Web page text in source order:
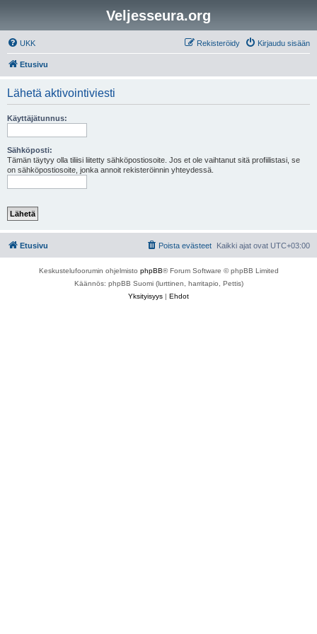
Veljesseura.org
UKK Kirjaudu sisään
Rekisteröidy
Etusivu
Lähetä aktivointiviesti
Käyttäjätunnus:
Sähköposti:
Tämän täytyy olla tiliisi liitetty sähköpostiosoite. Jos et ole vaihtanut sitä profiilistasi, se
on sähköpostiosoite, jonka annoit rekisteröinnin yhteydessä.
Etusivu Kaikki ajat ovat UTC+03:00
Poista evästeet
Keskustelufoorumin ohjelmisto phpBB® Forum Software © phpBB Limited
Käännös: phpBB Suomi (lurttinen, harritapio, Pettis)
Yksityisyys | Ehdot